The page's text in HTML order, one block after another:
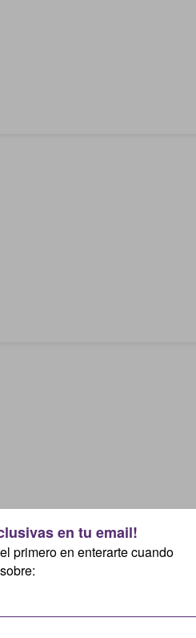
primero en enterarte cuando